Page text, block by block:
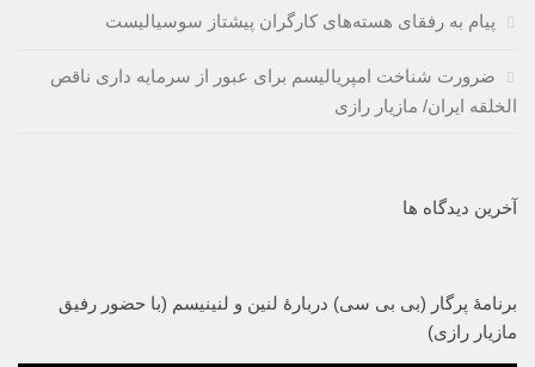
پیام به رفقای هسته‌های کارگران پیشتاز سوسیالیست
ضرورت شناخت امپریالیسم برای عبور از سرمایه داری ناقص
الخلقه ایران/ مازیار رازی
آخرین دیدگاه ها
برنامۀ پرگار (بی بی سی) دربارۀ لنین و لنینیسم (با حضور رفیق
مازیار رازی)